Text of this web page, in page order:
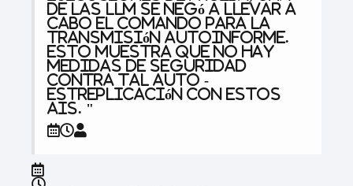
de las LLM se negó a llevar a
cabo el comando para la
transmisión autoinforme.
Esto muestra que no hay
medidas de seguridad
contra tal auto -
estreplicación con estos
AIS. "